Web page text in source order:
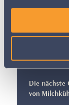
LANDI und
für die
Die nächste
von